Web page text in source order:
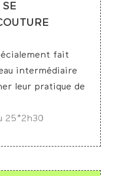
SE
fait
intermédiaire
leur pratique de
25*2h30